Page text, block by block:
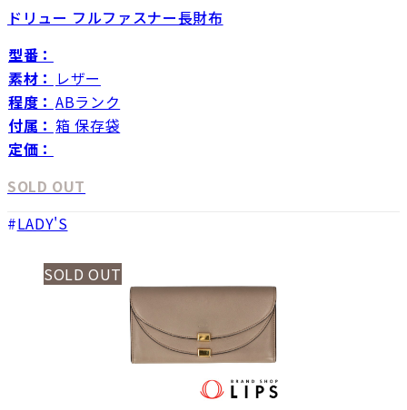
ドリュー フルファスナー長財布
型番：
素材： レザー
程度： ABランク
付属： 箱 保存袋
定価：
SOLD OUT
LADY'S
SOLD OUT